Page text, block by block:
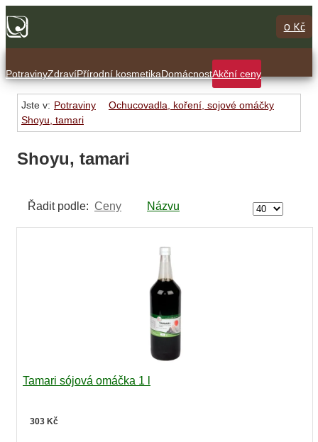
0 Kč
PotravinyZdravíPřírodní kosmetikaDomácnostAkční ceny
Jste v: Potraviny
Ochucovadla, koření, sojové omáčky
Shoyu, tamari
Shoyu, tamari
Řadit podle: Ceny Názvu
Tamari sójová omáčka 1 l
303 Kč